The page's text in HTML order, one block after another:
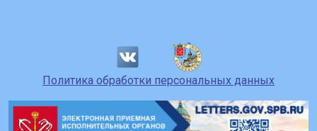
Политика обработки персональных данных